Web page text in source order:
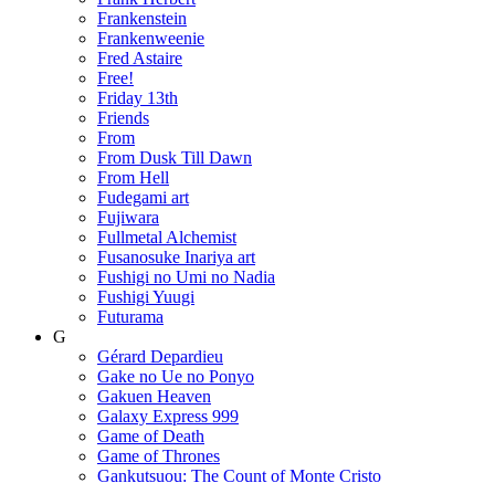
Frankenstein
Frankenweenie
Fred Astaire
Free!
Friday 13th
Friends
From
From Dusk Till Dawn
From Hell
Fudegami art
Fujiwara
Fullmetal Alchemist
Fusanosuke Inariya art
Fushigi no Umi no Nadia
Fushigi Yuugi
Futurama
G
Gérard Depardieu
Gake no Ue no Ponyo
Gakuen Heaven
Galaxy Express 999
Game of Death
Game of Thrones
Gankutsuou: The Count of Monte Cristo